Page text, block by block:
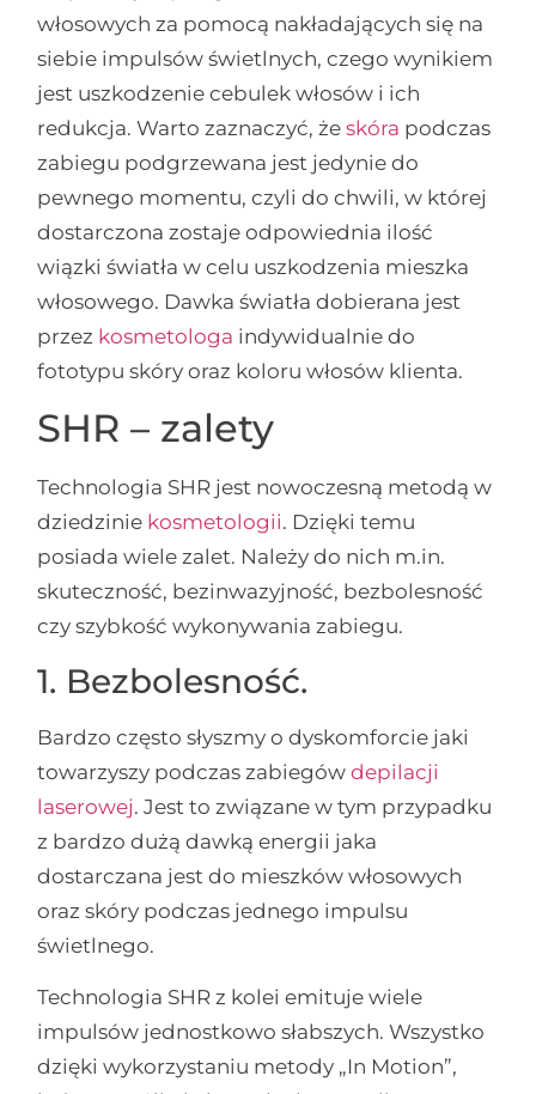
włosowych za pomocą nakładających się na
siebie impulsów świetlnych, czego wynikiem
jest uszkodzenie cebulek włosów i ich
redukcja. Warto zaznaczyć, żeskóra podczas
zabiegu podgrzewana jest jedynie do
pewnego momentu, czyli do chwili, w której
dostarczona zostaje odpowiednia ilość
wiązki światła w celu uszkodzenia mieszka
włosowego. Dawka światła dobierana jest
przez kosmetologa indywidualnie do
fototypu skóry oraz koloru włosów klienta.
SHR – zalety
Technologia SHR jest nowoczesną metodą w
dziedzinie kosmetologii. Dzięki temu
posiada wiele zalet. Należy do nich m.in.
skuteczność, bezinwazyjność, bezbolesność
czy szybkość wykonywania zabiegu.
1. Bezbolesność.
Bardzo często słyszmy o dyskomforcie jaki
towarzyszy podczas zabiegówdepilacji
laserowej. Jest to związane w tym przypadku
z bardzo dużą dawką energii jaka
dostarczana jest do mieszków włosowych
oraz skóry podczas jednego impulsu
świetlnego.
Technologia SHR z kolei emituje wiele
impulsów jednostkowo słabszych. Wszystko
dzięki wykorzystaniu metody „In Motion”,